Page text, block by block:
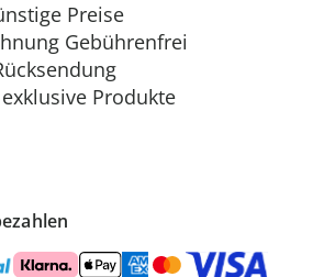
Preise
Gebührenfrei
Produkte